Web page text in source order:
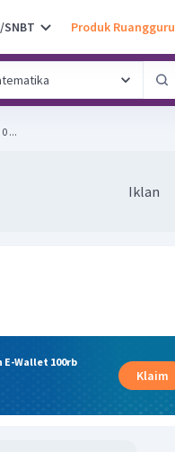
SNBT Produk Ruangguru
1 0 ...
Iklan
E-Wallet 100rb
Klaim